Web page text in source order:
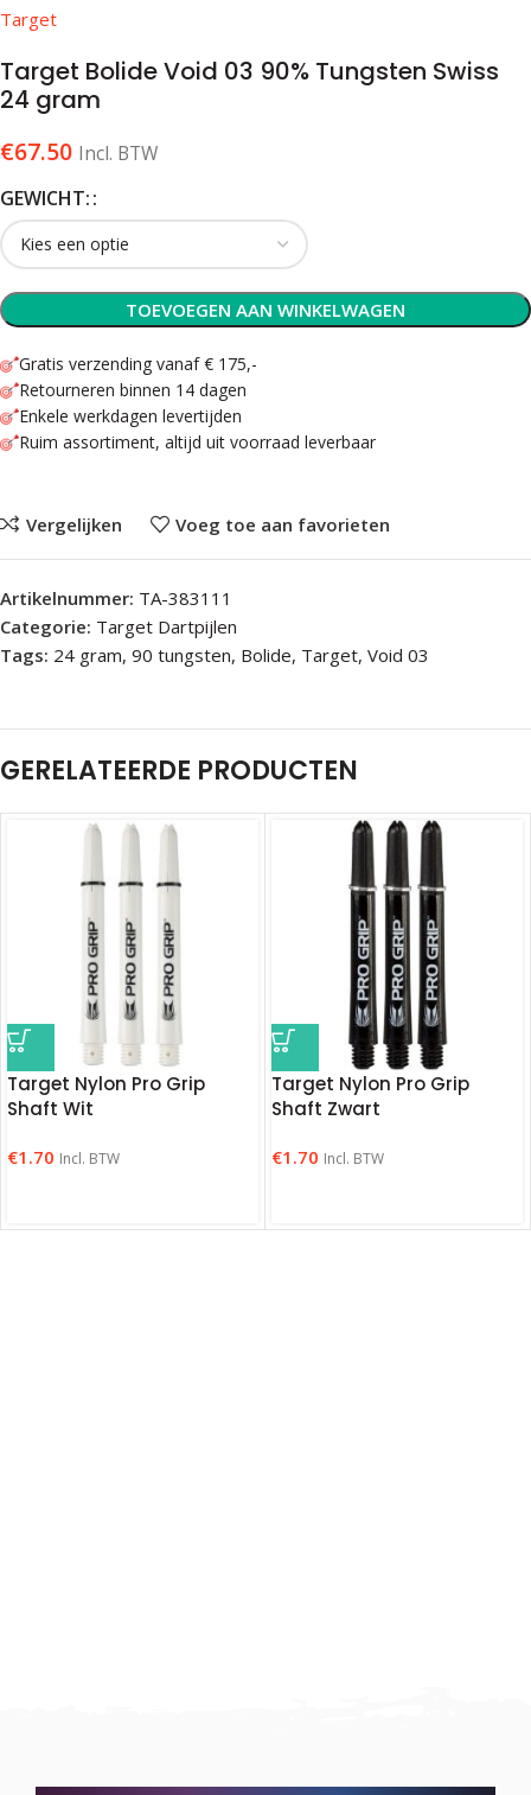
Target
Target Bolide Void 03 90% Tungsten Swiss
24 gram
€67.50 Incl. BTW
GEWICHT:
TOEVOEGEN AAN WINKELWAGEN
Gratis verzending vanaf € 175,-
Retourneren binnen 14 dagen
Enkele werkdagen levertijden
Ruim assortiment, altijd uit voorraad leverbaar
Vergelijken Voeg toe aan favorieten
Artikelnummer: TA-383111
Categorie: Target Dartpijlen
Tags: 24 gram, 90 tungsten, Bolide, Target, Void 03
GERELATEERDE PRODUCTEN
Target Nylon Pro Grip
Shaft Wit
€1.70 Incl. BTW
Target Nylon Pro Grip
Shaft Zwart
€1.70 Incl. BTW